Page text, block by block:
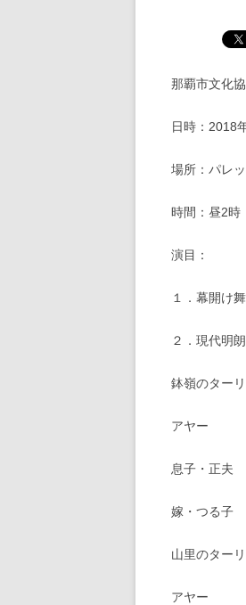
那覇市文化
日時：2018
場所：パレ
時間：昼2
演目：
１．幕開
２．現代
鉢嶺のター
アヤー
息子・正
嫁・つる
山里のタ
アヤー